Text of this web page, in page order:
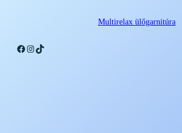
Multirelax ülőgarnitúra
Facebook
Instagram
TikTok